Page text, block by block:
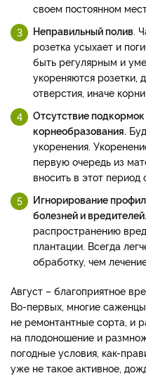
своем постоянном
Неправильный полив .
розетка усыхает и
быть регулярным и
укореняются
отверстия, иначе
Отсутствие
корнеобразования.
укоренения.
первую очередь из
вносить в этот
Игнорирование
болезней и вредителей.
распространению
плантации. Всегда
обработку, чем
Август – благоприятное
Во-первых, многие
не ремонтантные сорта, и
на плодоношение и
погодные условия, как-
уже не такое активное,